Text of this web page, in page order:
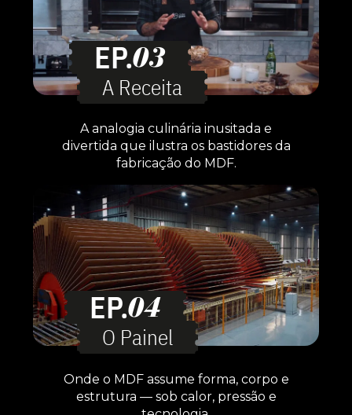
EP.03
A Receita
A analogia culinária inusitada e
divertida que ilustra os bastidores da
fabricação do MDF.
EP.04
O Painel
Onde o MDF assume forma, corpo e
estrutura — sob calor, pressão e